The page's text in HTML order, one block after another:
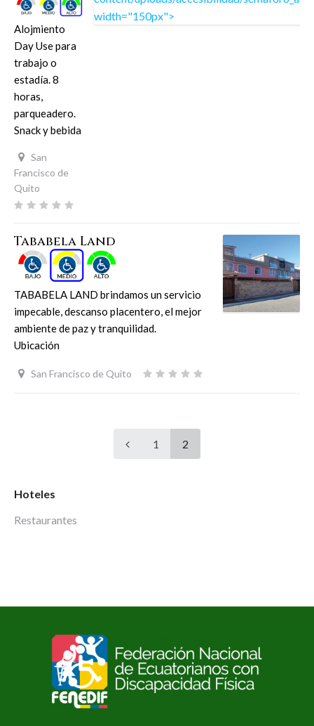
Alojmiento
Day Use para
trabajo o
estadía. 8
horas,
parqueadero.
Snack y bebida
San
Francisco de
Quito
Tababela Land
TABABELA LAND brindamos un servicio
impecable, descanso placentero, el mejor
ambiente de paz y tranquilidad.
Ubicación
San Francisco de Quito
1 2
Hoteles
Restaurantes